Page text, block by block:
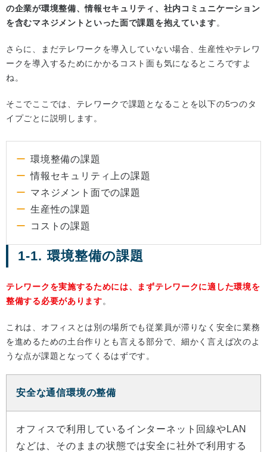
の企業が環境整備、情報セキュリティ、社内コミュニケーション
を含むマネジメントといった面で課題を抱えています。
さらに、まだテレワークを導入していない場合、生産性やテレワ
ークを導入するためにかかるコスト面も気になるところですよ
ね。
そこでここでは、テレワークで課題となることを以下の5つのタ
イプごとに説明します。
環境整備の課題
情報セキュリティ上の課題
マネジメント面での課題
生産性の課題
コストの課題
1-1. 環境整備の課題
テレワークを実施するためには、まずテレワークに適した環境を
整備する必要があります。
これは、オフィスとは別の場所でも従業員が滞りなく安全に業務
を進めるための土台作りとも言える部分で、細かく言えば次のよ
うな点が課題となってくるはずです。
安全な通信環境の整備
オフィスで利用しているインターネット回線やLAN
などは、そのままの状態では安全に社外で利用する